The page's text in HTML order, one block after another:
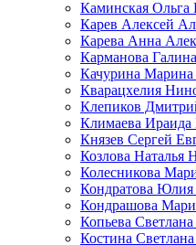
Каминская Ольга
Карев Алексей
Карева Анна
Карманова
Качурина Марина
Кварацхелия
Клепиков
Климаева Ираида
Князев Сергей
Козлова Наталья
Колесникова
Кондратова Юлия
Кондрашова
Копьева
Костина